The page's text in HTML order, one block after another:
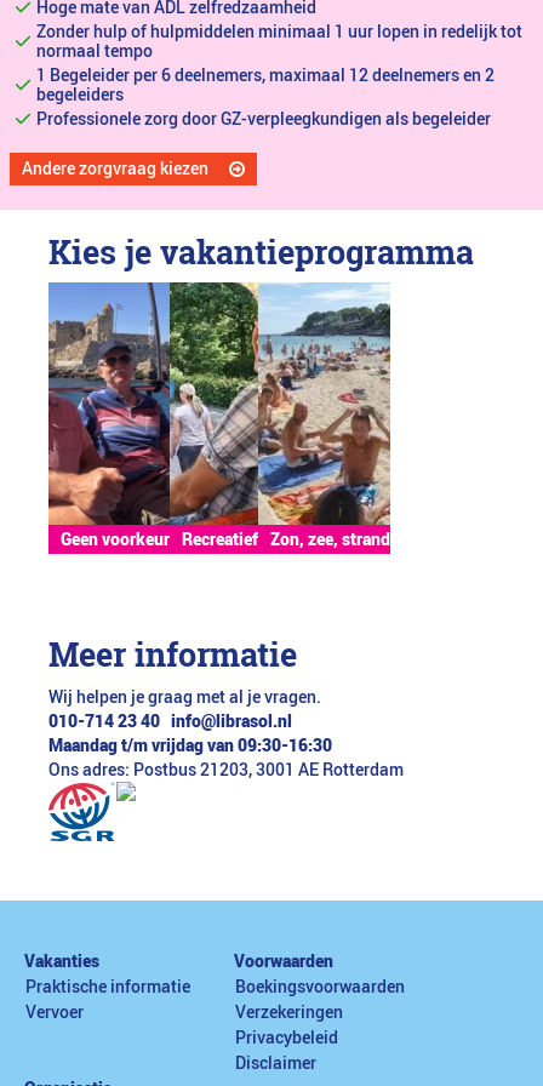
Hoge mate van ADL zelfredzaamheid
Zonder hulp of hulpmiddelen minimaal 1 uur lopen in redelijk tot
normaal tempo
1 Begeleider per 6 deelnemers, maximaal 12 deelnemers en 2
begeleiders
Professionele zorg door GZ-verpleegkundigen als begeleider
Andere zorgvraag kiezen
Kies je vakantieprogramma
Geen voorkeur Recreatief Zon, zee, strand
Meer informatie
Wij helpen je graag met al je vragen.
010-714 23 40 info@librasol.nl
Maandag t/m vrijdag van 09:30-16:30
Ons adres: Postbus 21203, 3001 AE Rotterdam
Vakanties
Praktische informatie
Vervoer
Voorwaarden
Boekingsvoorwaarden
Verzekeringen
Privacybeleid
Disclaimer